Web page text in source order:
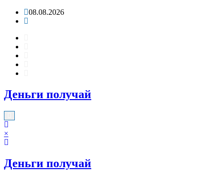
Перейти08.08.2026
Деньги получай
×
Деньги получай